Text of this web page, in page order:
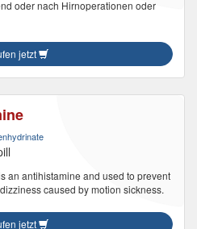
oder nach Hirnoperationen oder
jetzt
an antihistamine and used to prevent
caused by motion sickness.
jetzt